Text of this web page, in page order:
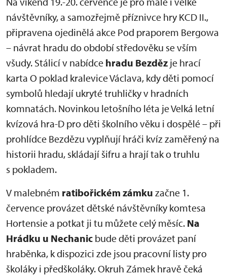
návštěvníky, a samozřejmě příznivce hry KCD II.,
připravena ojedinělá akce Pod praporem Bergowa
– návrat hradu do období středověku se vším
všudy. Stálicí v nabídce hradu Bezděz je hrací
karta O poklad kralevice Václava, kdy děti pomocí
symbolů hledají ukryté truhličky v hradních
komnatách. Novinkou letošního léta je Velká letní
kvízová hra-D pro děti školního věku i dospělé – při
prohlídce Bezdězu vyplňují hráči kvíz zaměřený na
historii hradu, skládají šifru a hrají tak o truhlu
s pokladem.
V malebném ratibořickém zámku začne 1.
července provázet dětské návštěvníky komtesa
Hortensie a potkat ji tu můžete celý měsíc. Na
Hrádku u Nechanic bude děti provázet paní
hraběnka, k dispozici zde jsou pracovní listy pro
školáky i předškoláky. Okruh Zámek hravě čeká